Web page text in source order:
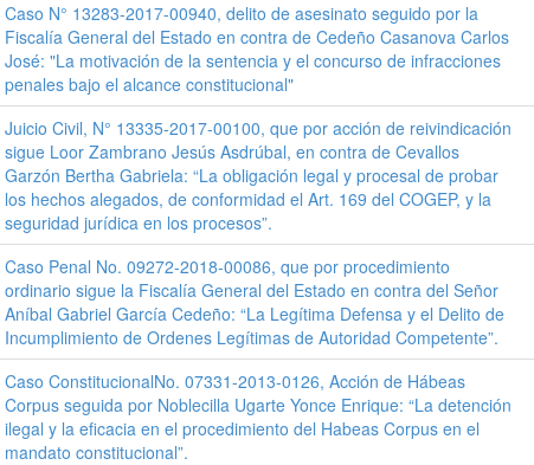
Caso N° 13283-2017-00940, delito de asesinato seguido por la
Fiscalía General del Estado en contra de Cedeño Casanova Carlos
José: "La motivación de la sentencia y el concurso de infracciones
penales bajo el alcance constitucional"
Juicio Civil, N° 13335-2017-00100, que por acción de reivindicación
sigue Loor Zambrano Jesús Asdrúbal, en contra de Cevallos
Garzón Bertha Gabriela: “La obligación legal y procesal de probar
los hechos alegados, de conformidad el Art. 169 del COGEP, y la
seguridad jurídica en los procesos”.
Caso Penal No. 09272-2018-00086, que por procedimiento
ordinario sigue la Fiscalía General del Estado en contra del Señor
Aníbal Gabriel García Cedeño: “La Legítima Defensa y el Delito de
Incumplimiento de Ordenes Legítimas de Autoridad Competente”.
Caso ConstitucionalNo. 07331-2013-0126, Acción de Hábeas
Corpus seguida por Noblecilla Ugarte Yonce Enrique: “La detención
ilegal y la eficacia en el procedimiento del Habeas Corpus en el
mandato constitucional”.